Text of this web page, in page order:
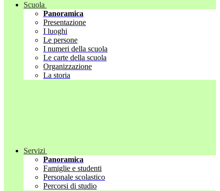
Scuola
Panoramica
Presentazione
I luoghi
Le persone
I numeri della scuola
Le carte della scuola
Organizzazione
La storia
Servizi
Panoramica
Famiglie e studenti
Personale scolastico
Percorsi di studio